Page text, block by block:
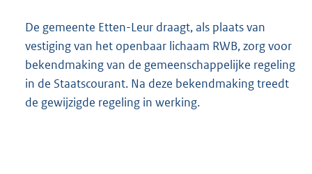
De gemeente Etten-Leur draagt, als plaats van
vestiging van het openbaar lichaam RWB, zorg voor
bekendmaking van de gemeenschappelijke regeling
in de Staatscourant. Na deze bekendmaking treedt
de gewijzigde regeling in werking.